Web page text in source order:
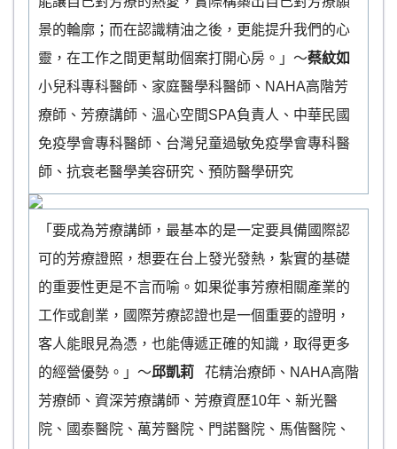
景的輪廓；而在認識精油之後，更能提升我們的心
靈，在工作之間更幫助個案打開心房。」～蔡紋如
小兒科專科醫師、家庭醫學科醫師、NAHA高階芳
療師、芳療講師、溫心空間SPA負責人、中華民國
免疫學會專科醫師、台灣兒童過敏免疫學會專科醫
師、抗衰老醫學美容研究、預防醫學研究
「要成為芳療講師，最基本的是一定要具備國際認
可的芳療證照，想要在台上發光發熱，紮實的基礎
的重要性更是不言而喻。如果從事芳療相關產業的
工作或創業，國際芳療認證也是一個重要的證明，
客人能眼見為憑，也能傳遞正確的知識，取得更多
的經營優勢。」～邱凱莉 花精治療師、NAHA高階
芳療師、資深芳療講師、芳療資歷10年、新光醫
院、國泰醫院、萬芳醫院、門諾醫院、馬偕醫院、